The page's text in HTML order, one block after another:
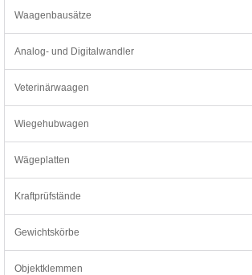
Waagenbausätze
Analog- und Digitalwandler
Veterinärwaagen
Wiegehubwagen
Wägeplatten
Kraftprüfstände
Gewichtskörbe
Objektklemmen